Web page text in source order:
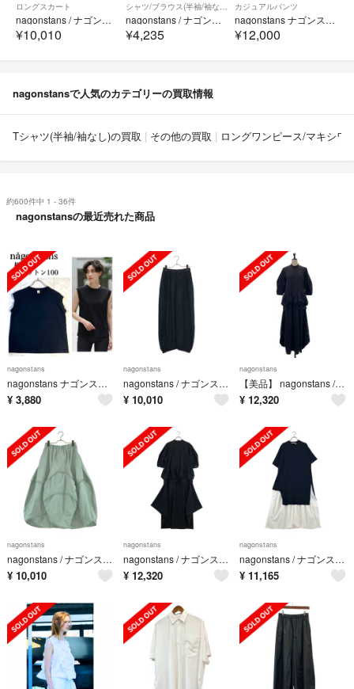
ロングスカート
nagonstans / ナゴンスタンス | ボリュームスカート | M | グリーン系 | レディース
¥10,010
シャツ/ブラウス(半袖/袖なし)
nagonstans / ナゴンスタンス | アシンメトリー オーバーシルエット カットソー | 38 | ブラック | レディース
¥4,235
カジュアルパンツ
nagonstans ナゴンスタンス 26SS circle pants サークルパンツ 470JS431-1221 M ブラック 15544
¥12,000
nagonstansで人気のカテゴリーの買取情報
Tシャツ(半袖/袖なし)の買取 その他の買取 ロングワンピース/マキシワ
約600件中 1 - 36件
nagonstansの最近売れた商品
nagonstans
nagonstans ナゴンスタンス フレンチスリーブ Tシャツ タンクトップ定価1.2万 黒 ブラック 日本製 コットン
¥ 3,880
nagonstans
nagonstans / ナゴンスタンス | 2025SS | cropped balloon pants リネン クロップド バルーンパンツ | S | ブラック | メンズ
¥ 10,010
nagonstans
【美品】 nagonstans / ナゴンスタンス | ボリュームワンピース | MEDIUM | ブラック | レディース
¥ 12,320
nagonstans
nagonstans / ナゴンスタンス | ボリュームスカート | M | グリーン系 | レディース
¥ 10,010
nagonstans
nagonstans / ナゴンスタンス | ボリュームワンピース | M | ブラック | レディース
¥ 12,320
nagonstans
nagonstans / ナゴンスタンス | コットン天竺レイヤードコンビドレス ワンピース | S | ブラック/ホワイト | レディース
¥ 11,165